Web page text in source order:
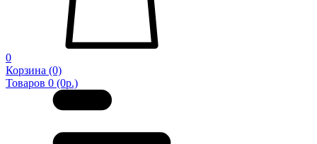
0
Корзина (0)
Товаров 0 (0р.)